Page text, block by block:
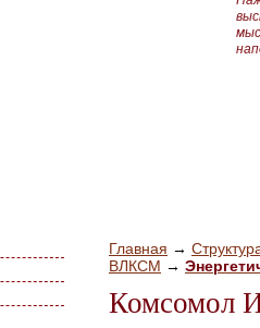
Главная →
ВЛКСМ →
Комсомол